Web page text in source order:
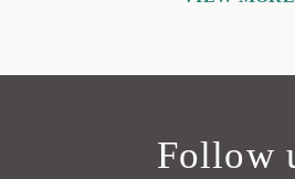
Follow